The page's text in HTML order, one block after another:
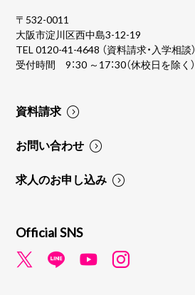
〒532-0011
大阪市淀川区西中島3-12-19
TEL0120-41-4648 （資料請求・入学相談）
受付時間 9：30 ～17：30（休校日を除く）
資料請求
お問い合わせ
求人のお申し込み
Official SNS